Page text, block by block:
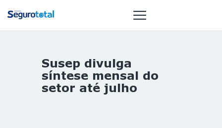
NOTÍCIAS
REVISTA
Susep divulga
síntese mensal do
setor até julho